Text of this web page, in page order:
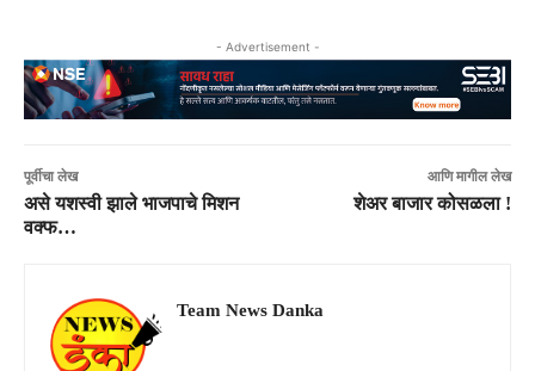
- Advertisement -
पूर्वीचा लेख
असे यशस्वी झाले भाजपाचे मिशन
वक्फ…
आणि मागील लेख
शेअर बाजार कोसळला !
Team News Danka